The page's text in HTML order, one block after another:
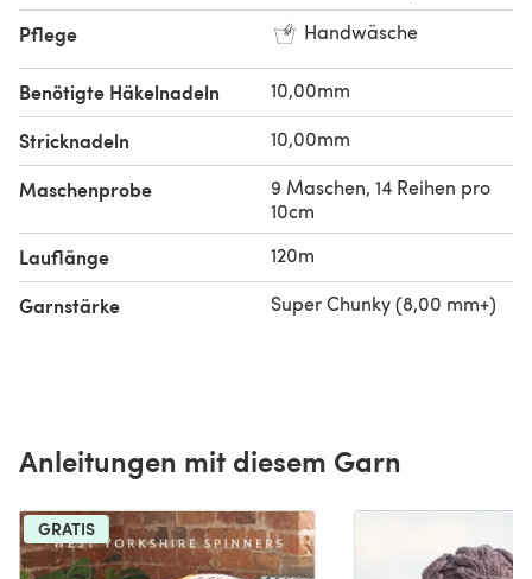
Pflege Handwäsche
Benötigte Häkelnadeln 10,00mm
Stricknadeln 10,00mm
Maschenprobe
9 Maschen, 14 Reihen pro
10cm
Lauflänge 120m
Garnstärke Super Chunky (8,00 mm+)
Anleitungen mit diesem Garn
GRATIS